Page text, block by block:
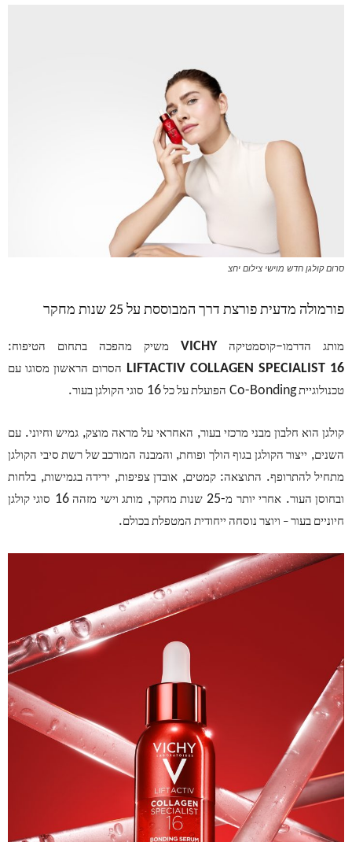
סרום קולגן חדש מוישי צילום יחצ
פורמולה מדעית פורצת דרך המבוססת על 25 שנות מחקר
מותג הדרמו–קוסמטיקה VICHY משיק מהפכה בתחום הטיפוח:
LIFTACTIV COLLAGEN SPECIALIST 16 הסרום הראשון מסוגו עם
טכנולוגייתCo-Bonding הפועלת על כל 16 סוגי הקולגן בעור.
קולגן הוא חלבון מבני מרכזי בעור, האחראי על מראה מוצק, גמיש וחיוני. עם
השנים, ייצור הקולגן בגוף הולך ופוחת, והמבנה המורכב של רשת סיבי הקולגן
מתחיל להתרופף. התוצאה:קמטים, אובדן צפיפות, ירידה בגמישות, בלחות
ובחוסן העור. אחרי יותר מ-25 שנות מחקר, מותג וישי מזהה16 סוגי קולגן
חיוניים בעור – ויוצר נוסחה ייחודית המטפלת בכולם.